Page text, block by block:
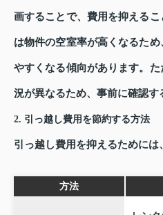
画することで、費用を抑える
は物件の空室率が高くなるた
やすくなる傾向があります。
況が異なるため、事前に確認す
2. 引っ越し費用を節約する方法
引っ越し費用を抑えるためには
方法